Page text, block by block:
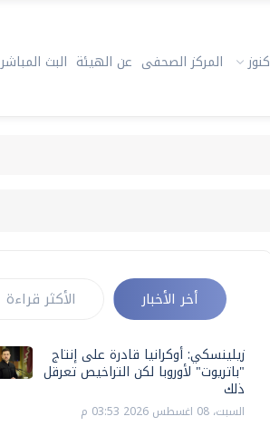
كنوز المركز الصحفى عن الهيئة البث المباشر
أخر الأخبار الأكثر قراءة
زيلينسكي: أوكرانيا قادرة على إنتاج
"باتريوت" لأوروبا لكن التراخيص تعرقل
ذلك
السبت، 08 اغسطس 2026 03:53 م